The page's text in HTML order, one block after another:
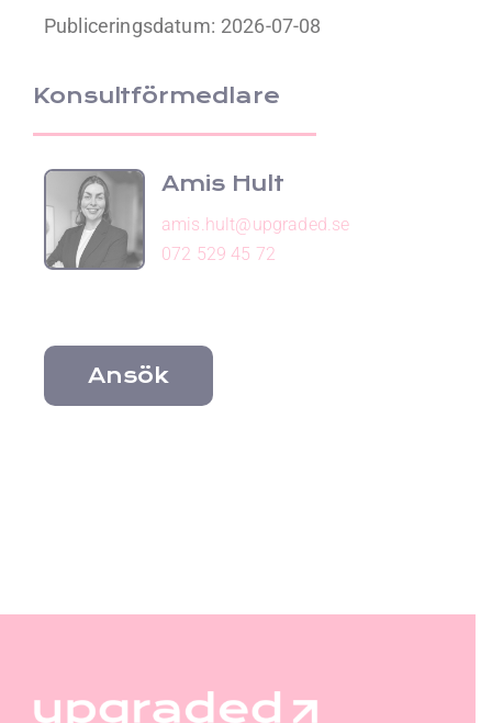
Publiceringsdatum: 2026-07-08
Konsultförmedlare
Amis Hult
amis.hult@upgraded.se
072 529 45 72
Ansök